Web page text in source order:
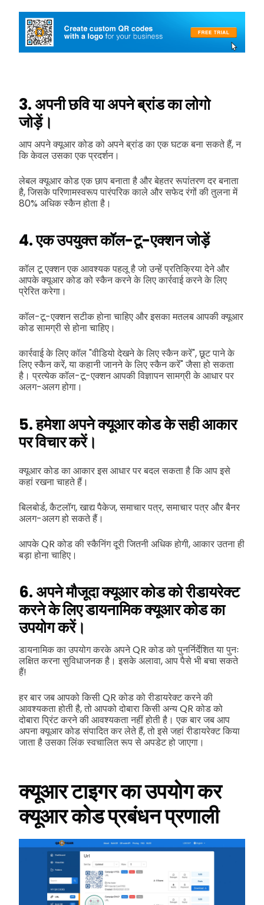
3. अपनी छवि या अपने ब्रांड का लोगो
जोड़ें।
आप अपने क्यूआर कोड को अपने ब्रांड का एक घटक बना सकते हैं, न
कि केवल उसका एक प्रदर्शन।
लेबल क्यूआर कोड एक छाप बनाता है और बेहतर रूपांतरण दर बनाता
है, जिसके परिणामस्वरूप पारंपरिक काले और सफेद रंगों की तुलना में
80% अधिक स्कैन होता है।
4. एक उपयुक्त कॉल-टू-एक्शन जोड़ें
कॉल टू एक्शन एक आवश्यक पहलू है जो उन्हें प्रतिक्रिया देने और
आपके क्यूआर कोड को स्कैन करने के लिए कार्रवाई करने के लिए
प्रेरित करेगा।
कॉल-टू-एक्शन सटीक होना चाहिए और इसका मतलब आपकी क्यूआर
कोड सामग्री से होना चाहिए।
कार्रवाई के लिए कॉल "वीडियो देखने के लिए स्कैन करें", छूट पाने के
लिए स्कैन करें, या कहानी जानने के लिए स्कैन करें" जैसा हो सकता
है। प्रत्येक कॉल-टू-एक्शन आपकी विज्ञापन सामग्री के आधार पर
अलग-अलग होगा।
5. हमेशा अपने क्यूआर कोड के सही आकार
पर विचार करें।
क्यूआर कोड का आकार इस आधार पर बदल सकता है कि आप इसे
कहां रखना चाहते हैं।
बिलबोर्ड, कैटलॉग, खाद्य पैकेज, समाचार पत्र, समाचार पत्र और बैनर
अलग-अलग हो सकते हैं।
आपके QR कोड की स्कैनिंग दूरी जितनी अधिक होगी, आकार उतना ही
बड़ा होना चाहिए।
6. अपने मौजूदा क्यूआर कोड को रीडायरेक्ट
करने के लिए डायनामिक क्यूआर कोड का
उपयोग करें।
डायनामिक का उपयोग करके अपने QR कोड को पुनर्निर्देशित या पुनः
लक्षित करना सुविधाजनक है। इसके अलावा, आप पैसे भी बचा सकते
हैं!
हर बार जब आपको किसी QR कोड को रीडायरेक्ट करने की
आवश्यकता होती है, तो आपको दोबारा किसी अन्य QR कोड को
दोबारा प्रिंट करने की आवश्यकता नहीं होती है। एक बार जब आप
अपना क्यूआर कोड संपादित कर लेते हैं, तो इसे जहां रीडायरेक्ट किया
जाता है उसका लिंक स्वचालित रूप से अपडेट हो जाएगा।
क्यूआर टाइगर का उपयोग कर
क्यूआर कोड प्रबंधन प्रणाली